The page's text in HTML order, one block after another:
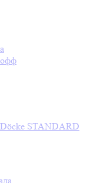
Döcke STANDARD